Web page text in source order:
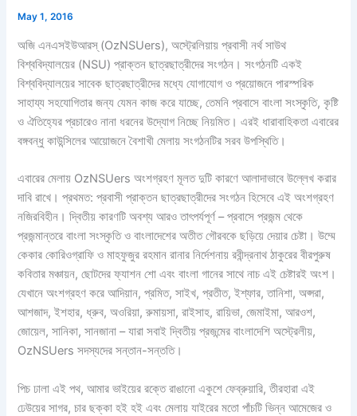
May 1, 2016
অজি এনএসইউআরস্ (OzNSUers), অস্ট্রেলিয়ায় প্রবাসী নর্থ সাউথ
বিশ্ববিদ্যালয়ের (NSU) প্রাক্তন ছাত্রছাত্রীদের সংগঠন। সংগঠনটি একই
বিশ্ববিদ্যালয়ের সাবেক ছাত্রছাত্রীদের মধ্যে যোগাযোগ ও প্রয়োজনে পারস্পরিক
সাহায্য সহযোগিতার জন্য যেমন কাজ করে যাচ্ছে, তেমনি প্রবাসে বাংলা সংস্কৃতি, কৃষ্টি
ও ঐতিহ্যের প্রচারেও নানা ধরনের উদ্যোগ নিচ্ছে নিয়মিত। এরই ধারাবাহিকতা এবারের
বঙ্গবন্ধু কাউন্সিলের আয়োজনে বৈশাখী মেলায় সংগঠনটির সরব উপস্থিতি।
এবারের মেলায় OzNSUers অংশগ্রহণ মূলত দুটি কারণে আলাদাভাবে উল্লেখ করার
দাবি রাখে। প্রথমত: প্রবাসী প্রাক্তন ছাত্রছাত্রীদের সংগঠন হিসেবে এই অংশগ্রহণ
নজিরবিহীন। দ্বিতীয় কারণটি অবশ্য আরও তাৎপর্যপূর্ণ – প্রবাসে প্রজন্ম থেকে
প্রজন্মান্তরে বাংলা সংস্কৃতি ও বাংলাদেশের অতীত গৌরবকে ছড়িয়ে দেয়ার চেষ্টা। উম্মে
কেকার কোরিওগ্রাফি ও মাহফুজুর রহমান রানার নির্দেশনায় রবীন্দ্রনাথ ঠাকুরের বীরপুরুষ
কবিতার মঞ্চায়ন, ছোটদের ফ্যাশন শো এবং বাংলা গানের সাথে নাচ এই চেষ্টারই অংশ।
যেখানে অংশগ্রহণ করে আদিয়ান, প্রমিত, সাইখ, প্রতীত, ইশ্ফার, তানিশা, অপ্সরা,
আশজাদ, ইশহার, ধ্রুব, অওরিয়া, রুমায়সা, রাইসাহ, রায়িভা, জেমাইমা, আরওশ,
জোয়েল, সানিকা, সানজানা – যারা সবাই দ্বিতীয় প্রজন্মের বাংলাদেশি অস্ট্রেলীয়,
OzNSUers সদস্যদের সন্তান-সন্ততি।
পিচ ঢালা এই পথ, আমার ভাইয়ের রক্তে রাঙানো একুশে ফেব্রুয়ারি, তীরহারা এই
ঢেউয়ের সাগর, চার ছক্কা হই হই এবং মেলায় যাইরের মতো পাঁচটি ভিন্ন আমেজের ও